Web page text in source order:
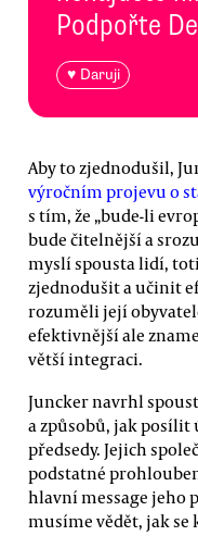
Podpořte
♥ Daruji
Aby to zjednodušil,
výročním projevu o
s tím, že „bude-li
bude čitelnější a
myslí spousta lidí,
zjednodušit a učinit
rozuměli její
efektivnější ale
větší integraci.
Juncker navrhl
a způsobů, jak posílit
předsedy. Jejich
podstatné
hlavní message jeho
musíme vědět, jak